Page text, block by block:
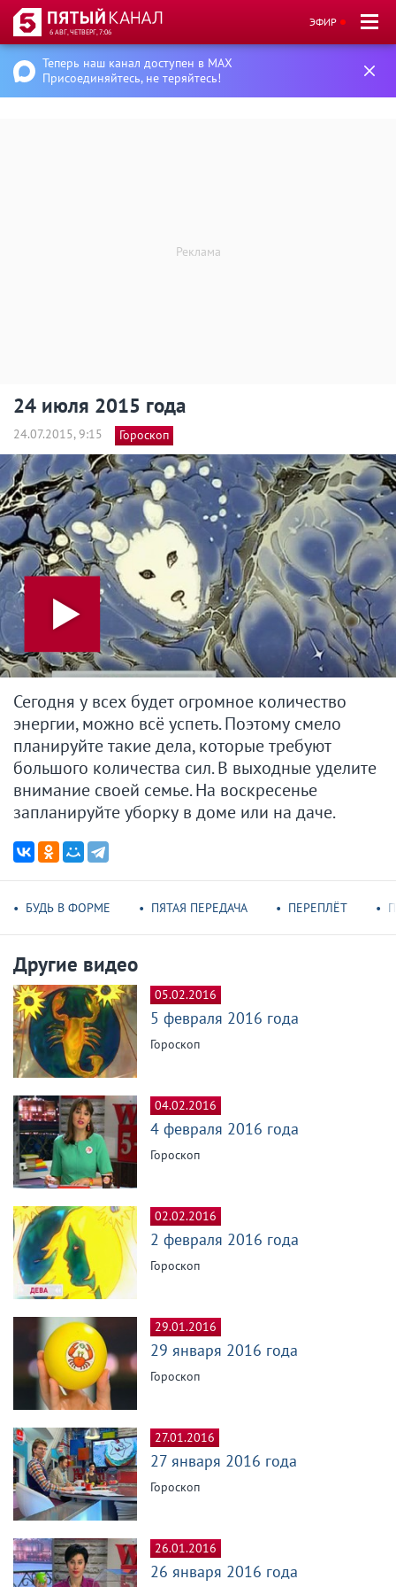
6 АВГ, ЧЕТВЕРГ, 7:06
ЭФИР
Теперь наш канал доступен в MAX
Присоединяйтесь, не теряйтесь!
24 июля 2015 года
24.07.2015, 9:15 Гороскоп
Сегодня у всех будет огромное количество
энергии, можно всё успеть. Поэтому смело
планируйте такие дела, которые требуют
большого количества сил. В выходные уделите
внимание своей семье. На воскресенье
запланируйте уборку в доме или на даче.
БУДЬ В ФОРМЕ ПЯТАЯ ПЕРЕДАЧА ПЕРЕПЛЁТ
Другие видео
05.02.2016
5 февраля 2016 года
Гороскоп
04.02.2016
4 февраля 2016 года
Гороскоп
02.02.2016
2 февраля 2016 года
Гороскоп
29.01.2016
29 января 2016 года
Гороскоп
27.01.2016
27 января 2016 года
Гороскоп
26.01.2016
26 января 2016 года